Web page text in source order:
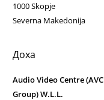
1000 Skopje
Severna Makedonija
Доха
Audio Video Centre (AVC
Group) W.L.L.